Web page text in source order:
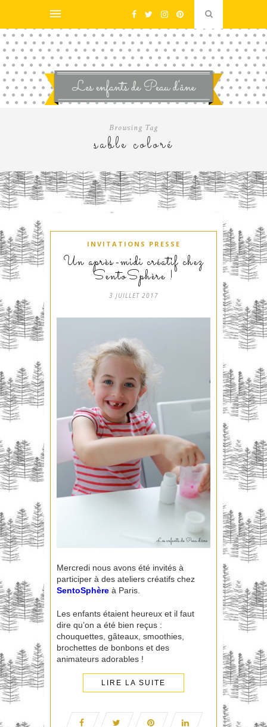
Browsing Tag
sable coloré
INVITATIONS PRESSE
Un après-midi créatif chez
SentoSphère !
3 JUILLET 2017
Mercredi nous avons été invités à
participer à des ateliers créatifs chez
SentoSphère à Paris.
Les enfants étaient heureux et il faut
dire qu’on a été bien reçus :
chouquettes, gâteaux, smoothies,
brochettes de bonbons et des
animateurs adorables !
LIRE LA SUITE